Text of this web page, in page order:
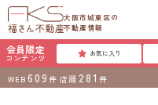
大阪市城東区の
不動産情報
会員限定
コンテンツ お気に入り
WEB 609 件 店頭 281 件